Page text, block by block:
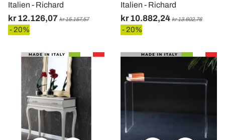
Italien - Richard
kr 12.126,07 kr 15.157,57
- 20%
Italien - Richard
kr 10.882,24 kr 13.602,76
- 20%